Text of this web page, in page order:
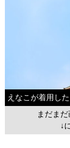
えなこが着用し
まだま
↓